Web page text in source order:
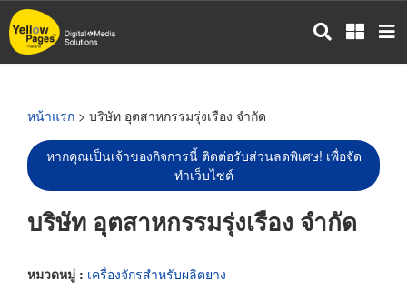
ข้าม
ไป
หน้าแรก > บริษัท อุตสาหกรรมรุ่งเรือง จำกัด
หากคุณเป็นเจ้าของกิจการนี้ ติดต่อรับส่วนลดพิเศษ! เพื่อจัด
ทำเว็บไซต์
บริษัท อุตสาหกรรมรุ่งเรือง จำกัด
หมวดหมู่ : เครื่องจักรสำหรับผลิตยาง